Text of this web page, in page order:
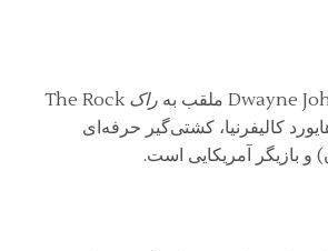
راک The Rock
۲ مه ۱۹۷۲ در هایورد کالیفرنیا، کشتی‌گیر حرفه‌ای